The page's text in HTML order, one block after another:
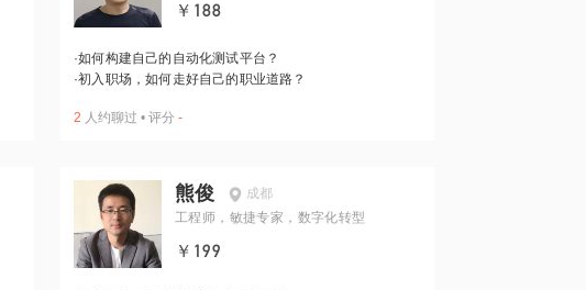
￥188
·如何构建自己的自动化测试平台？
·初入职场，如何走好自己的职业道路？
2 人约聊过 • 评分 -
熊俊
成都
工程师，敏捷专家，数字化转型
￥199